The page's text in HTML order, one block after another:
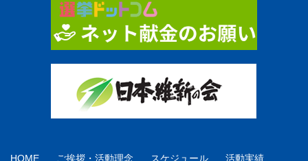
HOME ご挨拶・活動理念 スケジュール 活動実績